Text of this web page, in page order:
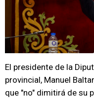
El presidente de la
provincial, Manuel
que "no" dimitirá de su